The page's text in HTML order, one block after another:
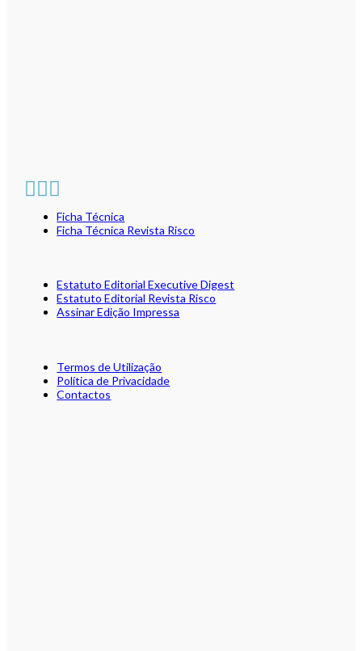
Ficha Técnica
Ficha Técnica Revista Risco
Estatuto Editorial Executive Digest
Estatuto Editorial Revista Risco
Assinar Edição Impressa
Termos de Utilização
Política de Privacidade
Contactos